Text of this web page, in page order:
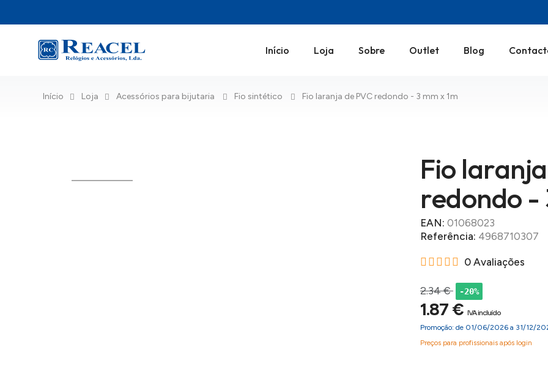
Início Loja Sobre Outlet Blog
Início Loja Acessórios para bijutaria Fio sintético Fio laranja de PVC redondo - 3 mm x 1m
Fio
redondo -
EAN: 01068023
Referência: 4968710307
0 Avaliações
2.34 € -20%
1.87 € IVA incluído
Promoção: de 01/06/2026 a 31/12/
Preços para profissionais após login